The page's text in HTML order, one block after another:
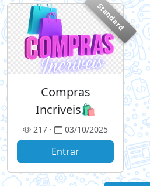
Standard
Compras
Incriveis🛍️
217 · 03/10/2025
Entrar